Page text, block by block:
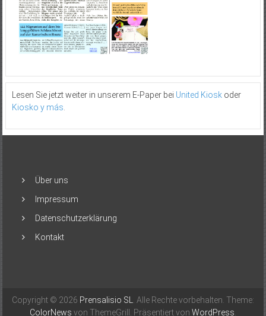
Lesen Sie jetzt weiter in unserem E-Paper bei United Kioskoder
Kiosko y más.
Über uns
Impressum
Datenschutzerklärung
Kontakt
Copyright © 2026 Prensalisio SL. Alle Rechte vorbehalten. Theme:
ColorNews von ThemeGrill. Präsentiert von WordPress.